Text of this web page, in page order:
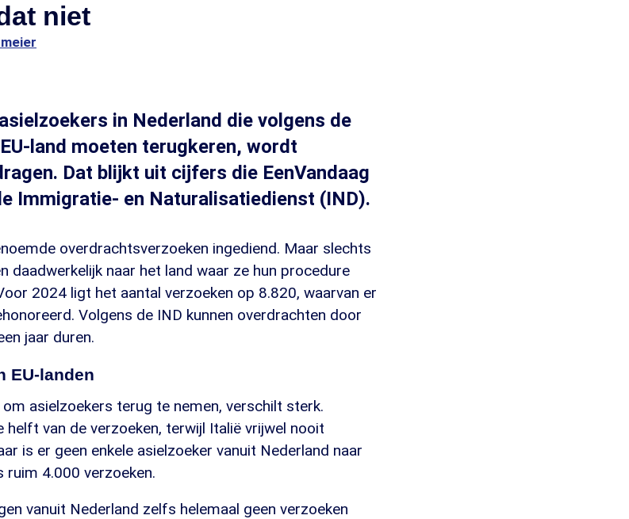
niet
in Nederland die volgens de
land moeten terugkeren, wordt
Dat blijkt uit cijfers die EenVandaag
Immigratie- en Naturalisatiedienst (IND).
overdrachtsverzoeken ingediend. Maar slechts
daadwerkelijk naar het land waar ze hun procedure
2024 ligt het aantal verzoeken op 8.820, waarvan er
Volgens de IND kunnen overdrachten door
jaar duren.
EU-landen
om asielzoekers terug te nemen, verschilt sterk.
helft van de verzoeken, terwijl Italië vrijwel nooit
is er geen enkele asielzoeker vanuit Nederland naar
ruim 4.000 verzoeken.
vanuit Nederland zelfs helemaal geen verzoeken